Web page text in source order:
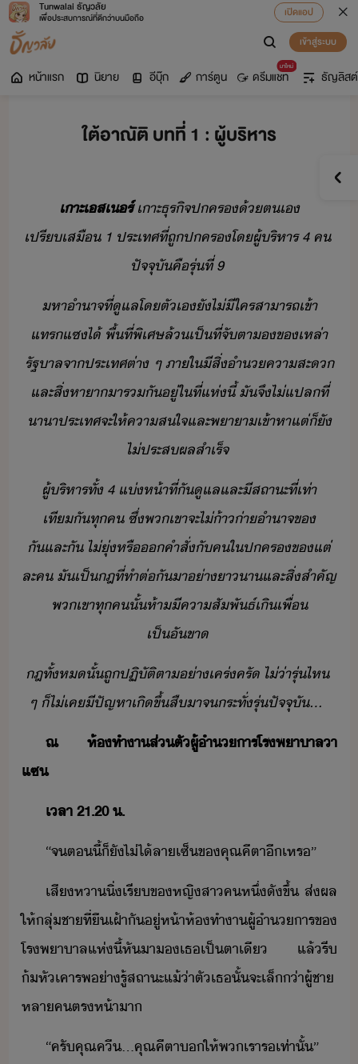
Tunwalai ธัญวลัย
เพื่อประสบการณ์ที่ดีกว่าบนมือถือ
เปิดแอป
เข้าสู่ระบบ
หน้าแรก นิยาย อีบุ๊ก การ์ตูน
มาใหม่
ดรีมแชท ธัญลิสต์
ใต้อาณัติ บทที่ 1 : ผู้บริหาร
เาะ​เส​เร์​เาะ​ธุริจ​ปคร​้​ตเ​
เปรีเสื​ ​1​ ​ประเทศ​ที่​ถู​ปคร​โ​ผู้ริหาร​ ​4​ ​ค​ ​
ปัจจุั​คื​รุ่​ที่​ ​9
หาำาจ​ที่​ูแล​โ​ตัเ​ั​ไ่ีใคร​สาารถ​เข้า
แทรแซ​ไ้​ ​พื้ที่​พิเศษ​ล้​เป็​ที่จั​ตา​​ข​เหล่า​
รัฐาล​จา​ประเทศ​ต่า​ ​ๆ​ ​ภาใ​ีสิ​่​ำ​​คาสะ​
และ​สิ่​หาา​าร​ั​ู​่​ใ​ที่​แห่​ี้​ ​ั​จึ​ไ่​แปลที่​
าา​ประเทศ​จะ​ให้คาสใจ​และ​พาา​เข้าหา​แต่​็​ั​
ไ่​ประสผลสำเร็จ
ผู้ริหาร​ทั้​ ​4​ ​แ่ห้าที่​ั​ูแล​และ​ีส​ถาะ​ที่​เท่า
เทีั​ทุค​ ​ซึ่​พเขา​จะ​ไ่​้า่า​ำาจ​ข​
ัและั​ ​ไ่​ุ่​หรื​คำสั่​ั​คใปคร​ข​แต่
ละค​ ​ั​เป็​ฎ​ที่​ทำต่​ั​า​่า​าา​และ​สิ่​สำคัญ​
พเขา​ทุค​ั้​ห้า​ี​คาสัพัธ์​เิ​เพื่​
เป็ัขา
ฎ​ทั้ห​ั้​ถู​ปฏิัติตา​่าเคร่ครั​ ​ไ่่า​รุ่​ไห​ ​
ๆ​ ​็​ไ่เค​ีปัญหา​เิขึ้​สืา​จระทั่​รุ่​ปัจจุั​...
ณ​ ​ห้ทำา​ส่ตั​ผู้ำาร​โรพาาล​า​
แซ​
เลา​ ​21.20​ ​.
“​จ​ตี้​็​ั​ไ่ไ้​ลาเซ็​ข​คุณ​คีตา​ี​เหร​”
เสีหา​ิ่​เรี​ข​หญิสา​ค​หึ่​ั​ขึ้​ ​ส่ผล​
ให้​ลุ่​ชา​ที่​ื​เฝ้า​ั​ู่​ห้า​ห้ทำา​ผู้ำาร​ข​
โรพาาล​แห่​ี้​หัา​​เธ​เป็​ตาเี​ ​แล้​รี​
้หั​เคารพ​่า​รู้​สถาะ​แ้่า​ตั​เธ​ั้​จะ​เล็​่า​ผู้ชา​
หลา​คตร​ห้า​า
“​ครั​คุณ​คี​...​คุณ​คีตา​​ให้​พเรา​ร​เท่าั้​”​ ​